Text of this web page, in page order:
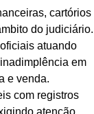
cartórios
do judiciário.
atuando
em
e venda.
com registros
atenção